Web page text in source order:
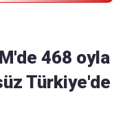
468 oyla
Türkiye'de